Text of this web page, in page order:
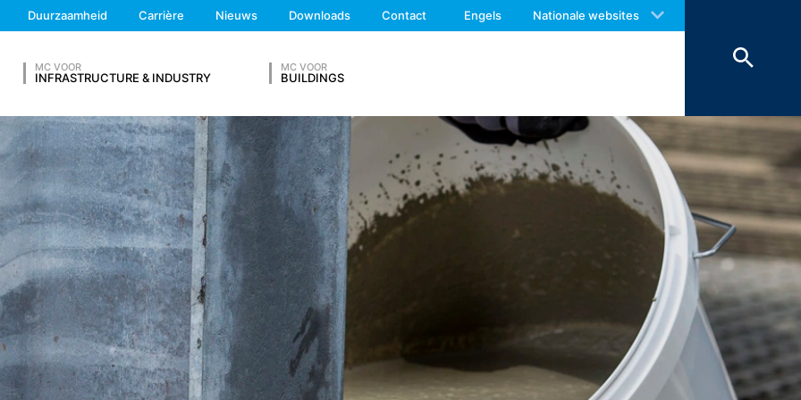
Duurzaamheid Carrière Nieuws Downloads Contact Engels Nationale websites
MC VOOR
INFRASTRUCTURE & INDUSTRY
MC VOOR
BUILDINGS
f AVG opgeslagen. De exploitant van de website heeft een rechtmatig belang bij de opslag van cookies
deze in deze Verklaring betreffende gegevensbescherming afzonderlijk behandeld.
beoogd.
op grond van ons rechtmatig belang en slaan deze automatisch op (Art. 6 lid 1 lit. F AVG) in
browser automatisch aan ons overdraagt. Dit zijn:
verkrijgt
met andere gegevensbronnen.
IN
Achternaam*
Telefoonnummer
Feel free to contact us again should you find necessary.